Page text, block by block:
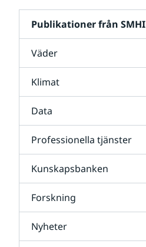
Publikationer från SMHI
Väder
Klimat
Data
Professionella tjänster
Kunskapsbanken
Forskning
Nyheter